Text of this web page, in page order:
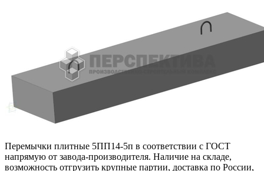
Перемычки плитные 5ПП14-5п в соответствии с ГОСТ
напрямую от завода-производителя. Наличие на складе,
возможность отгрузить крупные партии, доставка по России,